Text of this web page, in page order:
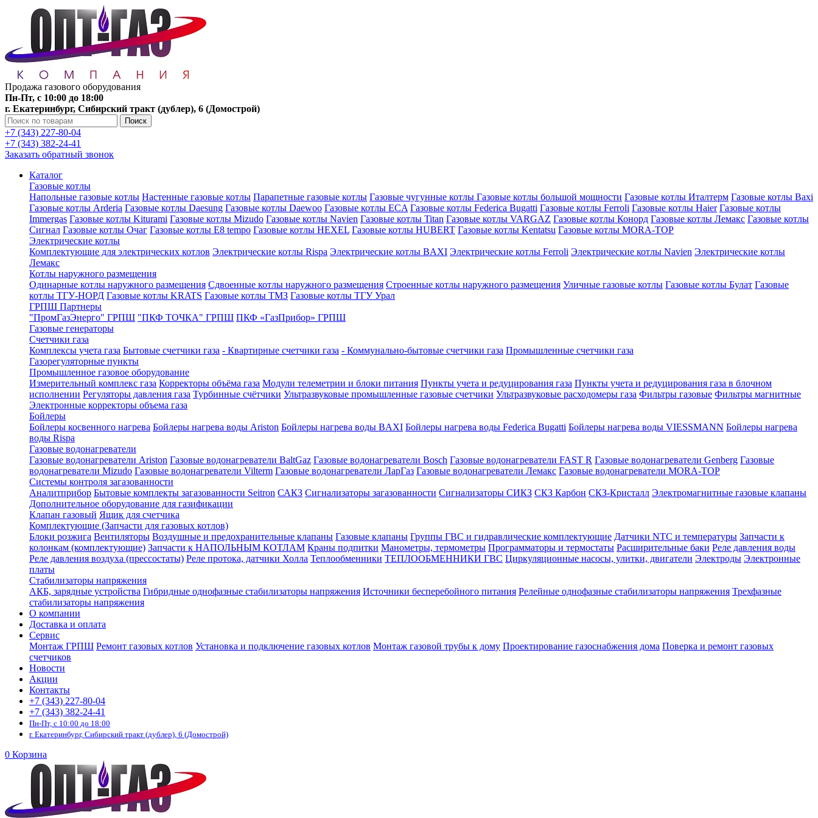
Продажа газового оборудования
Пн-Пт, с 10:00 до 18:00
г. Екатеринбург, Сибирский тракт (дублер), 6 (Домострой)
Поиск
+7 (343) 227-80-04
+7 (343) 382-24-41
Заказать обратный звонок
Каталог
Газовые котлы
Напольные газовые котлы Настенные газовые котлы Парапетные газовые котлы Газовые чугунные котлы Газовые котлы большой мощности Газовые котлы Италтерм Газовые котлы Baxi
Газовые котлы Arderia Газовые котлы Daesung Газовые котлы Daewoo Газовые котлы ECA Газовые котлы Federica Bugatti Газовые котлы Ferroli Газовые котлы Haier Газовые котлы
Immergas Газовые котлы Kiturami Газовые котлы Mizudo Газовые котлы Navien Газовые котлы Titan Газовые котлы VARGAZ Газовые котлы Конорд Газовые котлы Лемакс Газовые котлы
Сигнал Газовые котлы Очаг Газовые котлы E8 tempo Газовые котлы HEXEL Газовые котлы HUBERT Газовые котлы Kentatsu Газовые котлы MORA-TOP
Электрические котлы
Комплектующие для электрических котлов Электрические котлы Rispa Электрические котлы BAXI Электрические котлы Ferroli Электрические котлы Navien Электрические котлы
Лемакс
Котлы наружного размещения
Одинарные котлы наружного размещения Сдвоенные котлы наружного размещения Строенные котлы наружного размещения Уличные газовые котлы Газовые котлы Булат Газовые
котлы ТГУ-НОРД Газовые котлы KRATS Газовые котлы ТМЗ Газовые котлы ТГУ Урал
ГРПШ Партнеры
"ПромГазЭнерго" ГРПШ "ПКФ ТОЧКА" ГРПШ ПКФ «ГазПрибор» ГРПШ
Газовые генераторы
Счетчики газа
Комплексы учета газа Бытовые счетчики газа - Квартирные счетчики газа - Коммунально-бытовые счетчики газа Промышленные счетчики газа
Газорегуляторные пункты
Промышленное газовое оборудование
Измерительный комплекс газа Корректоры объёма газа Модули телеметрии и блоки питания Пункты учета и редуцирования газа Пункты учета и редуцирования газа в блочном
исполнении Регуляторы давления газа Турбинные счётчики Ультразвуковые промышленные газовые счетчики Ультразвуковые расходомеры газа Фильтры газовые Фильтры магнитные
Электронные корректоры объема газа
Бойлеры
Бойлеры косвенного нагрева Бойлеры нагрева воды Ariston Бойлеры нагрева воды BAXI Бойлеры нагрева воды Federica Bugatti Бойлеры нагрева воды VIESSMANN Бойлеры нагрева
воды Rispa
Газовые водонагреватели
Газовые водонагреватели Ariston Газовые водонагреватели BaltGaz Газовые водонагреватели Bosch Газовые водонагреватели FAST R Газовые водонагреватели Genberg Газовые
водонагреватели Mizudo Газовые водонагреватели Vilterm Газовые водонагреватели ЛарГаз Газовые водонагреватели Лемакс Газовые водонагреватели MORA-TOP
Системы контроля загазованности
Аналитприбор Бытовые комплекты загазованности Seitron САКЗ Сигнализаторы загазованности Сигнализаторы СИКЗ СКЗ Карбон СКЗ-Кристалл Электромагнитные газовые клапаны
Дополнительное оборудование для газификации
Клапан газовый Ящик для счетчика
Комплектующие (Запчасти для газовых котлов)
Блоки розжига Вентиляторы Воздушные и предохранительные клапаны Газовые клапаны Группы ГВС и гидравлические комплектующие Датчики NTC и температуры Запчасти к
колонкам (комплектующие) Запчасти к НАПОЛЬНЫМ КОТЛАМ Краны подпитки Манометры, термометры Программаторы и термостаты Расширительные баки Реле давления воды
Реле давления воздуха (прессостаты) Реле протока, датчики Холла Теплообменники ТЕПЛООБМЕННИКИ ГВС Циркуляционные насосы, улитки, двигатели Электроды Электронные
платы
Стабилизаторы напряжения
АКБ, зарядные устройства Гибридные однофазные стабилизаторы напряжения Источники бесперебойного питания Релейные однофазные стабилизаторы напряжения Трехфазные
стабилизаторы напряжения
О компании
Доставка и оплата
Сервис
Монтаж ГРПШ Ремонт газовых котлов Установка и подключение газовых котлов Монтаж газовой трубы к дому Проектирование газоснабжения дома Поверка и ремонт газовых
счетчиков
Новости
Акции
Контакты
+7 (343) 227-80-04
+7 (343) 382-24-41
Пн-Пт, с 10:00 до 18:00
г. Екатеринбург, Сибирский тракт (дублер), 6 (Домострой)
0 Корзина